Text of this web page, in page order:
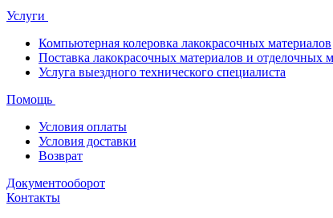
Услуги
Компьютерная колеровка лакокрасочных материалов
Поставка лакокрасочных материалов и отделочных
Услуга выездного технического специалиста
Помощь
Условия оплаты
Условия доставки
Возврат
Документооборот
Контакты